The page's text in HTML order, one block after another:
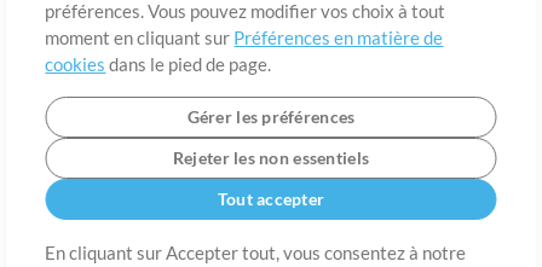
préférences. Vous pouvez modifier vos choix à tout
moment en cliquant sur Préférences en matière de
cookies dans le pied de page.
Gérer les préférences
Rejeter les non essentiels
Tout accepter
En cliquant sur Accepter tout, vous consentez à notre